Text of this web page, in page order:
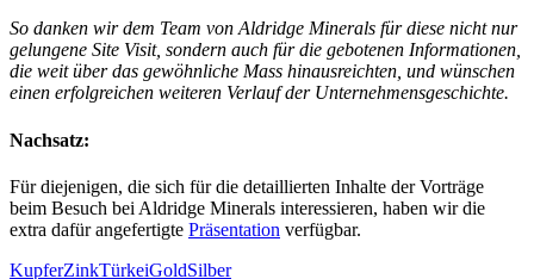
So danken wir dem Team von Aldridge Minerals für diese nicht nur
gelungene Site Visit, sondern auch für die gebotenen Informationen,
die weit über das gewöhnliche Mass hinausreichten, und wünschen
einen erfolgreichen weiteren Verlauf der Unternehmensgeschichte.
Nachsatz:
Für diejenigen, die sich für die detaillierten Inhalte der Vorträge
beim Besuch bei Aldridge Minerals interessieren, haben wir die
extra dafür angefertigte Präsentation verfügbar.
KupferZinkTürkeiGoldSilber